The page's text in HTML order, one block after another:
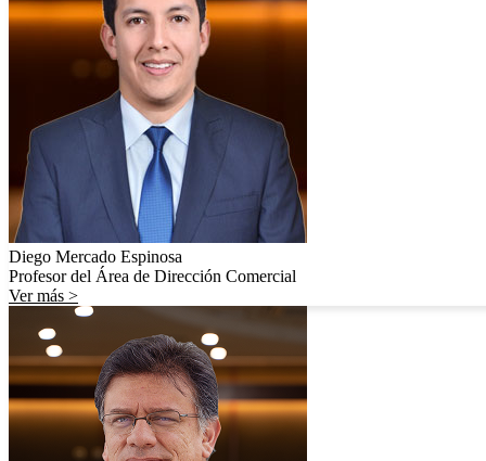
Diego Mercado Espinosa
Profesor del Área de Dirección Comercial
Ver más >